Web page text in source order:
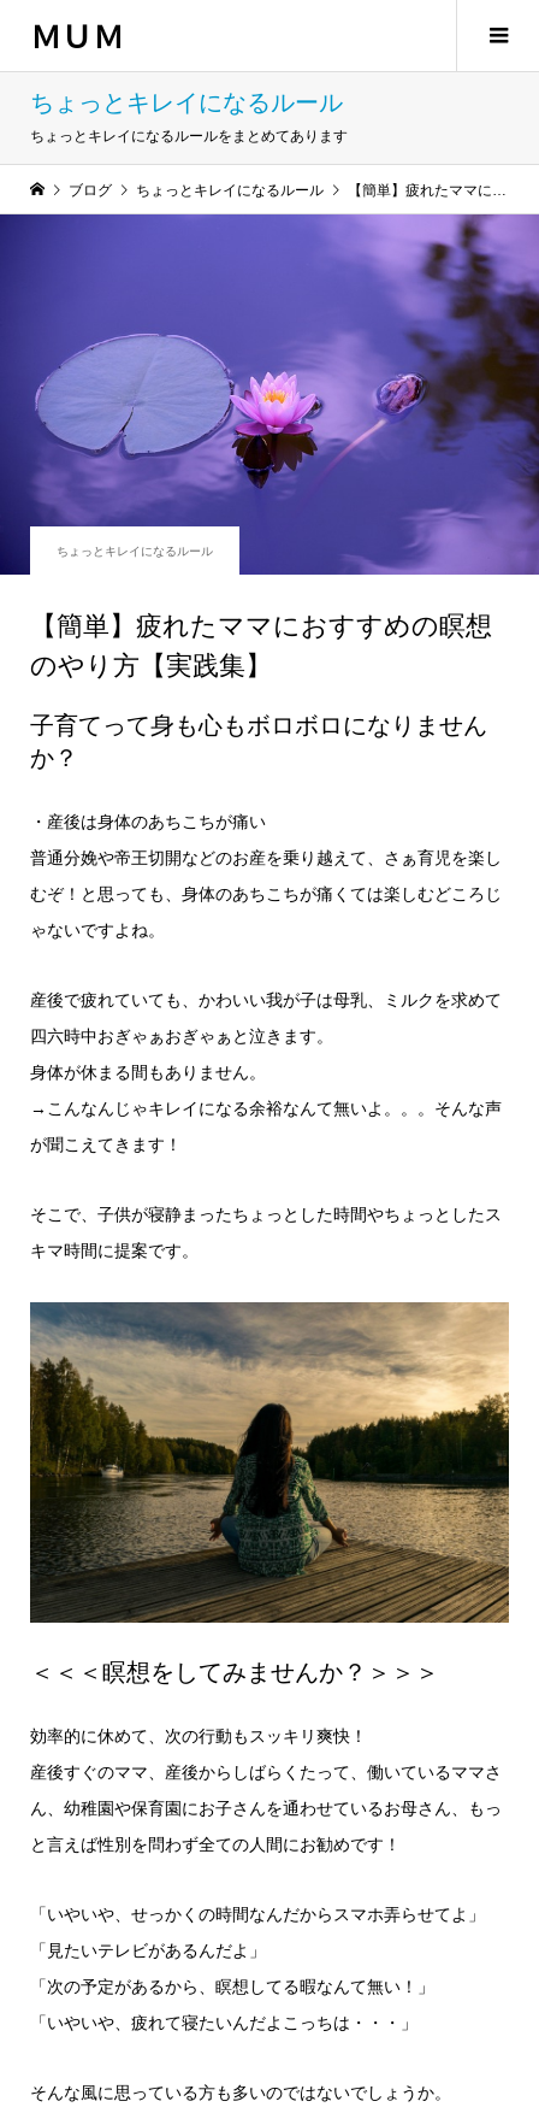
ＭＵＭ
ちょっとキレイになるルール
ちょっとキレイになるルールをまとめてあります
ブログ ちょっとキレイになるルール 【簡単】疲れたママにおすすめの瞑想のやり方【実践集】
ちょっとキレイになるルール
【簡単】疲れたママにおすすめの瞑想
のやり方【実践集】
子育てって身も心もボロボロになりません
か？
・産後は身体のあちこちが痛い
普通分娩や帝王切開などのお産を乗り越えて、さぁ育児を楽し
むぞ！と思っても、身体のあちこちが痛くては楽しむどころじ
ゃないですよね。
産後で疲れていても、かわいい我が子は母乳、ミルクを求めて
四六時中おぎゃぁおぎゃぁと泣きます。
身体が休まる間もありません。
→こんなんじゃキレイになる余裕なんて無いよ。。。そんな声
が聞こえてきます！
そこで、子供が寝静まったちょっとした時間やちょっとしたス
キマ時間に提案です。
＜＜＜瞑想をしてみませんか？＞＞＞
効率的に休めて、次の行動もスッキリ爽快！
産後すぐのママ、産後からしばらくたって、働いているママさ
ん、幼稚園や保育園にお子さんを通わせているお母さん、もっ
と言えば性別を問わず全ての人間にお勧めです！
「いやいや、せっかくの時間なんだからスマホ弄らせてよ」
「見たいテレビがあるんだよ」
「次の予定があるから、瞑想してる暇なんて無い！」
「いやいや、疲れて寝たいんだよこっちは・・・」
そんな風に思っている方も多いのではないでしょうか。